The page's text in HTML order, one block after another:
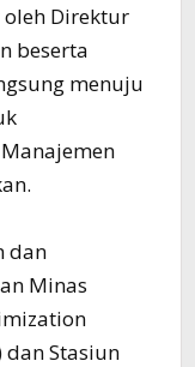
Direktur
beserta
menuju
dan
Minas
dan Stasiun